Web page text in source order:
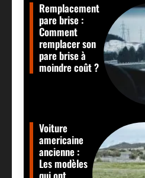
Remplacement
pare brise :
Comment
remplacer son
pare brise à
moindre coût ?
Voiture
americaine
ancienne :
Les modèles